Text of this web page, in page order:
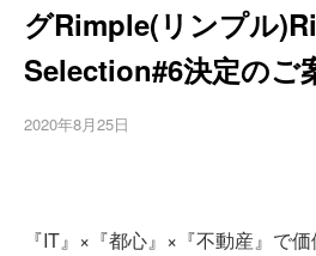
グRimple(リンプル
Selection#6決定のご
2020年8月25日
『IT』×『都心』×『不動産』で